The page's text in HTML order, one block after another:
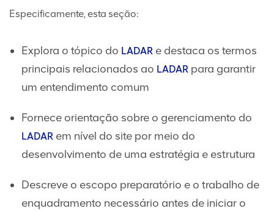
Especificamente, esta seção:
Explora o tópico do LADAR e destaca os termos
principais relacionados ao LADAR para garantir
um entendimento comum
Fornece orientação sobre o gerenciamento do
LADAR em nível do site por meio do
desenvolvimento de uma estratégia e estrutura
Descreve o escopo preparatório e o trabalho de
enquadramento necessário antes de iniciar o